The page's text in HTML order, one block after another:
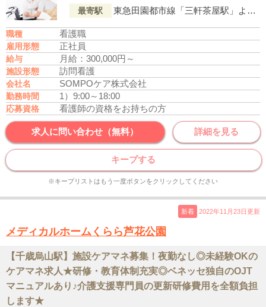
最寄駅 東急田園都市線「三軒茶屋駅」より徒歩1分
職種 看護職
雇用形態 正社員
給与 月給：300,000円～
施設形態 訪問看護
会社名 SOMPOケア株式会社
勤務時間 1）9:00～18:00
応募資格 看護師の資格をお持ちの方
求人に問い合わせ（無料） 詳細を見る
キープする
※キープリストはもう一度ボタンをクリックしてください
新着 2022年11月23日更新
メディカルホームくらら芦花公園
【千歳烏山駅】施設ケアマネ募集！夜勤なし◎未経験OKの
ケアマネ求人★研修・教育体制充実◎ベネッセ独自のOJT
マニュアルあり♪介護支援専門員の更新研修費用を全額負担
します★